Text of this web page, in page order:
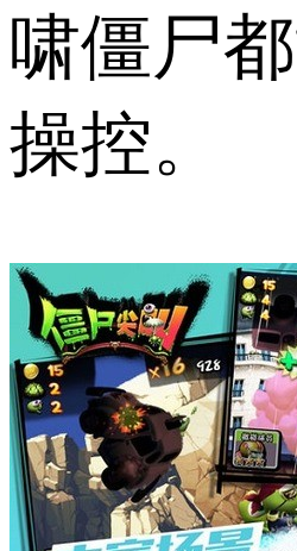
啸僵尸
操控。